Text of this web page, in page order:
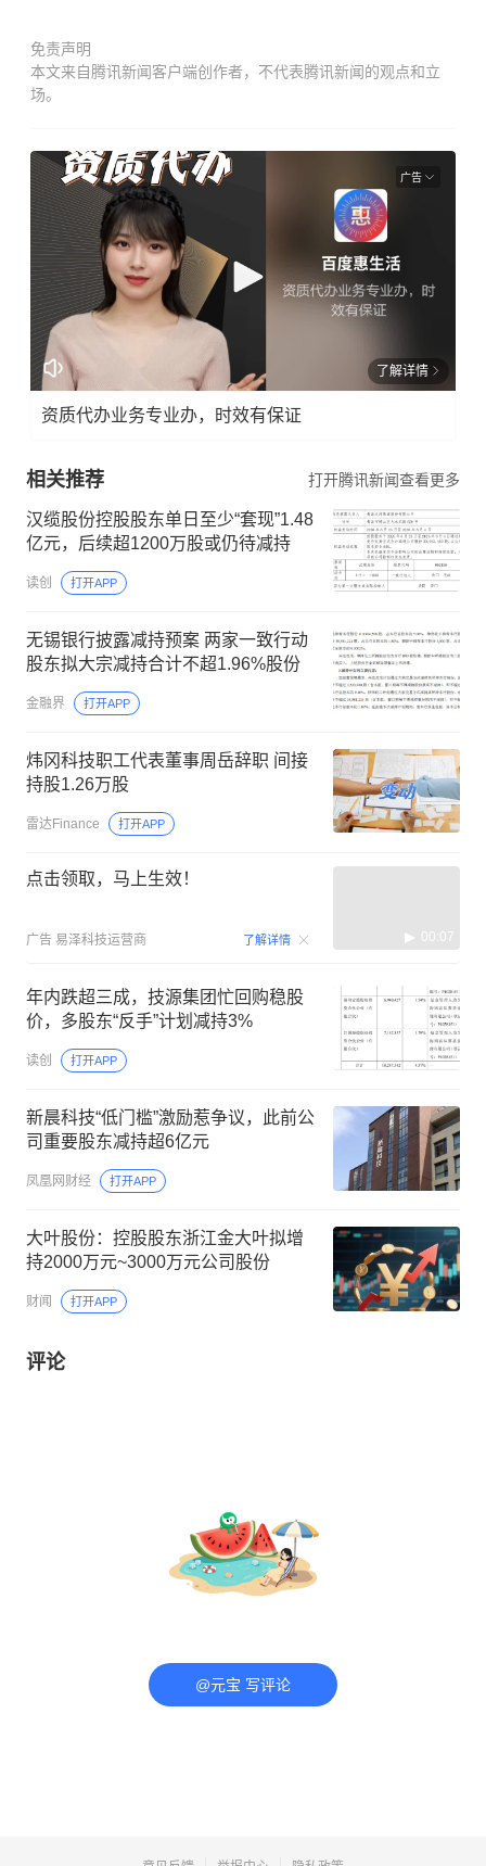
免责声明
本文来自腾讯新闻客户端创作者，不代表腾讯新闻的观点和立
场。
广告
了解详情
资质代办业务专业办，时效有保证
相关推荐 打开腾讯新闻查看更多
汉缆股份控股股东单日至少“套现”1.48
亿元，后续超1200万股或仍待减持
读创 打开APP
无锡银行披露减持预案 两家一致行动
股东拟大宗减持合计不超1.96%股份
金融界 打开APP
炜冈科技职工代表董事周岳辞职 间接
持股1.26万股
雷达Finance 打开APP
点击领取，马上生效！
广告 易泽科技运营商 了解详情 00:07
年内跌超三成，技源集团忙回购稳股
价，多股东“反手”计划减持3%
读创 打开APP
新晨科技“低门槛”激励惹争议，此前公
司重要股东减持超6亿元
凤凰网财经 打开APP
大叶股份：控股股东浙江金大叶拟增
持2000万元~3000万元公司股份
财闻 打开APP
评论
@元宝 写评论